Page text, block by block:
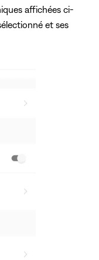
affichées ci-
et ses